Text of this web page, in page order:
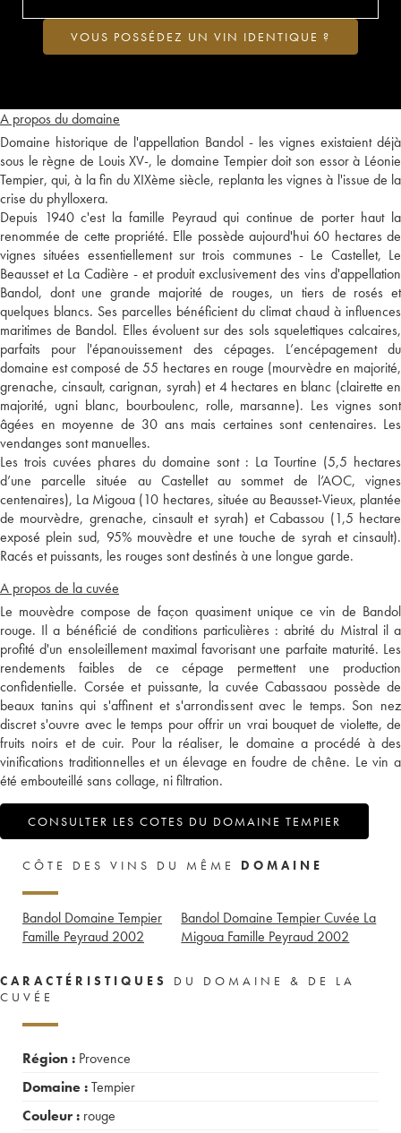
A propos du domaine
Domaine historique de l'appellation Bandol - les vignes existaient déjà
sous le règne de Louis XV-, le domaine Tempier doit son essor à Léonie
Tempier, qui, à la fin du XIXème siècle, replanta les vignes à l'issue de la
crise du phylloxera.
Depuis 1940 c'est la famille Peyraud qui continue de porter haut la
renommée de cette propriété. Elle possède aujourd'hui 60 hectares de
vignes situées essentiellement sur trois communes - Le Castellet, Le
Beausset et La Cadière - et produit exclusivement des vins d'appellation
Bandol, dont une grande majorité de rouges, un tiers de rosés et
quelques blancs. Ses parcelles bénéficient du climat chaud à influences
maritimes de Bandol. Elles évoluent sur des sols squelettiques calcaires,
parfaits pour l'épanouissement des cépages. L’encépagement du
domaine est composé de 55 hectares en rouge (mourvèdre en majorité,
grenache, cinsault, carignan, syrah) et 4 hectares en blanc (clairette en
majorité, ugni blanc, bourboulenc, rolle, marsanne). Les vignes sont
âgées en moyenne de 30 ans mais certaines sont centenaires. Les
vendanges sont manuelles.
Les trois cuvées phares du domaine sont : La Tourtine (5,5 hectares
d’une parcelle située au Castellet au sommet de l’AOC, vignes
centenaires), La Migoua (10 hectares, située au Beausset-Vieux, plantée
de mourvèdre, grenache, cinsault et syrah) et Cabassou (1,5 hectare
exposé plein sud, 95% mouvèdre et une touche de syrah et cinsault).
Racés et puissants, les rouges sont destinés à une longue garde.
A propos de la cuvée
Le mouvèdre compose de façon quasiment unique ce vin de Bandol
rouge. Il a bénéficié de conditions particulières : abrité du Mistral il a
profité d'un ensoleillement maximal favorisant une parfaite maturité. Les
rendements faibles de ce cépage permettent une production
confidentielle. Corsée et puissante, la cuvée Cabassaou possède de
beaux tanins qui s'affinent et s'arrondissent avec le temps. Son nez
discret s'ouvre avec le temps pour offrir un vrai bouquet de violette, de
fruits noirs et de cuir. Pour la réaliser, le domaine a procédé à des
vinifications traditionnelles et un élevage en foudre de chêne. Le vin a
été embouteillé sans collage, ni filtration.
CONSULTER LES COTES DU DOMAINE TEMPIER
VOUS POSSÉDEZ UN VIN IDENTIQUE ?
CÔTE DES VINS DU MÊME DOMAINE
Bandol Domaine Tempier
Famille Peyraud 2002
Bandol Domaine Tempier Cuvée La
Migoua Famille Peyraud 2002
CARACTÉRISTIQUES
DU DOMAINE & DE LA
CUVÉE
Région : Provence
Domaine :Tempier
Couleur : rouge